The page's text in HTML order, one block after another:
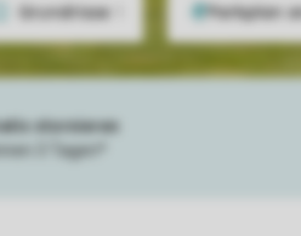
Grundrisse